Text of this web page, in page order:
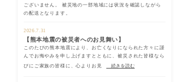
ございません。 被災地の一部地域には状況を確認しながら
の配送となります。
2026.7.31
【熊本地震の被災者へのお見舞い】
このたびの熊本地震により、お亡くなりになられた方々に謹
んでお悔やみを申し上げますとともに、被災された皆様なら
びにご家族の皆様に、心よりお見
続きを読む